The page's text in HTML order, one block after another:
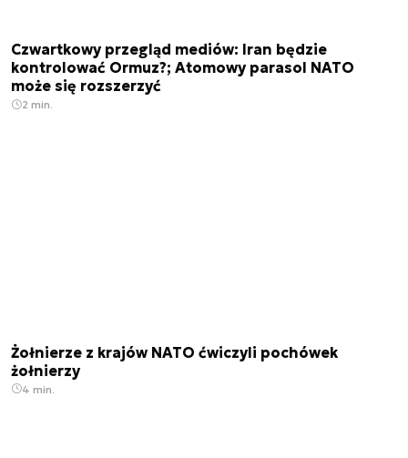
Czwartkowy przegląd mediów: Iran będzie
kontrolować Ormuz?; Atomowy parasol NATO
może się rozszerzyć
2 min.
Żołnierze z krajów NATO ćwiczyli pochówek
żołnierzy
4 min.